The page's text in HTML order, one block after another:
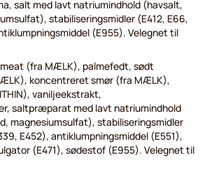
salt med lavt natriumindhold (havsalt,
stabiliseringsmidler (E412, E66,
(E955). Velegnet til
(fra MÆLK), palmefedt, sødt
koncentreret smør (fra MÆLK),
vaniljeekstrakt,
saltpræparat med lavt natriumindhold
magnesiumsulfat), stabiliseringsmidler
E452), antiklumpningsmiddel (E551),
(E471), sødestof (E955). Velegnet til